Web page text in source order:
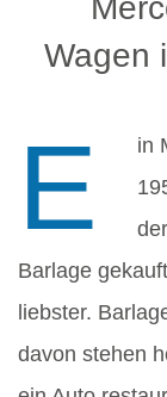
Wagen
E
in
Barlage
liebster.
davon stehen